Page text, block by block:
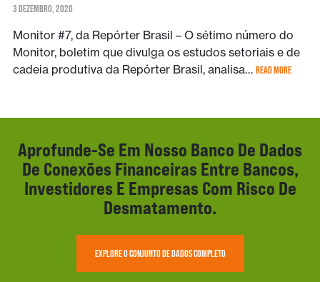
3 DEZEMBRO, 2020
Monitor #7, da Repórter Brasil – O sétimo número do
Monitor, boletim que divulga os estudos setoriais e de
cadeia produtiva da Repórter Brasil, analisa… READ MORE
Aprofunde-Se Em Nosso Banco De Dados
De Conexões Financeiras Entre Bancos,
Investidores E Empresas Com Risco De
Desmatamento.
EXPLORE O CONJUNTO DE DADOS COMPLETO